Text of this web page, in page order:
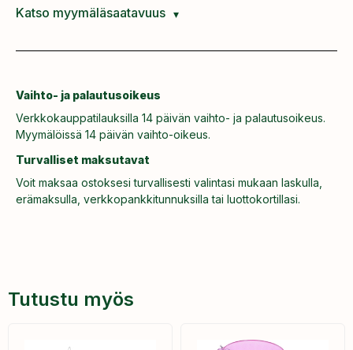
Katso myymäläsaatavuus
Vaihto- ja palautusoikeus
Verkkokauppatilauksilla 14 päivän vaihto- ja palautusoikeus.
Myymälöissä 14 päivän vaihto-oikeus.
Turvalliset maksutavat
Voit maksaa ostoksesi turvallisesti valintasi mukaan laskulla,
erämaksulla, verkkopankkitunnuksilla tai luottokortillasi.
Tutustu myös